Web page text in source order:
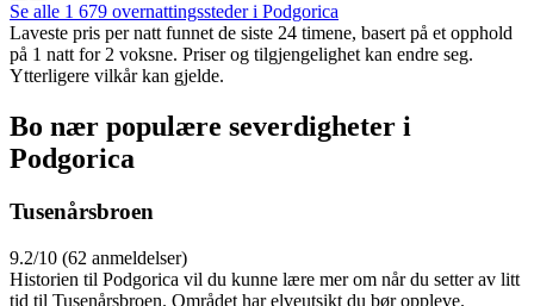
Se alle 1 679 overnattingssteder i Podgorica
Laveste pris per natt funnet de siste 24 timene, basert på et opphold
på 1 natt for 2 voksne. Priser og tilgjengelighet kan endre seg.
Ytterligere vilkår kan gjelde.
Bo nær populære severdigheter i
Podgorica
Tusenårsbroen
9.2/10 (62 anmeldelser)
Historien til Podgorica vil du kunne lære mer om når du setter av litt
tid til Tusenårsbroen. Området har elveutsikt du bør oppleve.